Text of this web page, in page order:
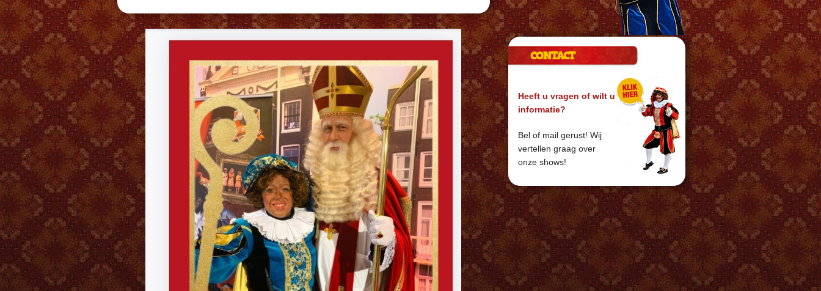
CONTACT
Heeft u vragen of wilt u
informatie?
Bel of mail gerust! Wij
vertellen graag over
onze shows!